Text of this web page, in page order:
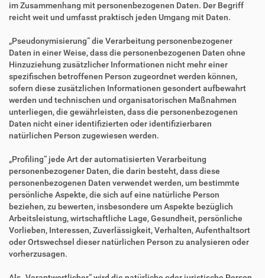
im Zusammenhang mit personenbezogenen Daten. Der Begriff
reicht weit und umfasst praktisch jeden Umgang mit Daten.
„Pseudonymisierung“ die Verarbeitung personenbezogener
Daten in einer Weise, dass die personenbezogenen Daten ohne
Hinzuziehung zusätzlicher Informationen nicht mehr einer
spezifischen betroffenen Person zugeordnet werden können,
sofern diese zusätzlichen Informationen gesondert aufbewahrt
werden und technischen und organisatorischen Maßnahmen
unterliegen, die gewährleisten, dass die personenbezogenen
Daten nicht einer identifizierten oder identifizierbaren
natürlichen Person zugewiesen werden.
„Profiling“ jede Art der automatisierten Verarbeitung
personenbezogener Daten, die darin besteht, dass diese
personenbezogenen Daten verwendet werden, um bestimmte
persönliche Aspekte, die sich auf eine natürliche Person
beziehen, zu bewerten, insbesondere um Aspekte bezüglich
Arbeitsleistung, wirtschaftliche Lage, Gesundheit, persönliche
Vorlieben, Interessen, Zuverlässigkeit, Verhalten, Aufenthaltsort
oder Ortswechsel dieser natürlichen Person zu analysieren oder
vorherzusagen.